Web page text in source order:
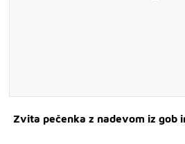
Zvita pečenka z nadevom iz gob